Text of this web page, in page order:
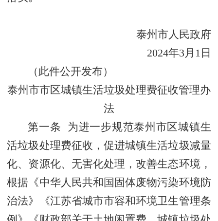
泰州市人民政府
2024年3月1日
（此件公开发布）
泰州市市区城镇生活垃圾处理费征收管理办
法
第一条 为进一步规范泰州市区城镇生
活垃圾处理费征收，促进城镇生活垃圾减量
化、资源化、无害化处理，改善生态环境，
根据《中华人民共和国固体废物污染环境防
治法》《江苏省城市市容和环境卫生管理条